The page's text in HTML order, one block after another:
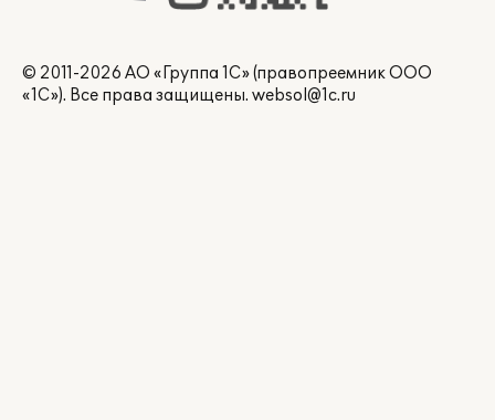
© 2011-2026 АО «Группа 1С» (правопреемник ООО
«1С»). Все права защищены. websol@1c.ru